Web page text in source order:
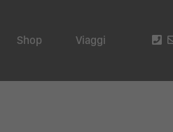
Shop Viaggi